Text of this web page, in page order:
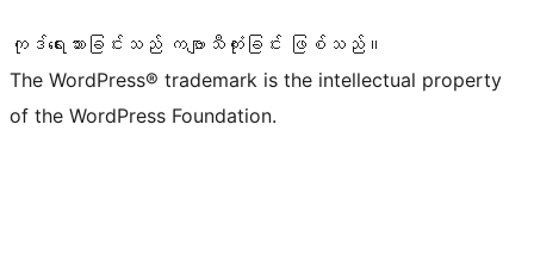
ကုဒ်ရေးသားခြင်းသည် ကဗျာသီကုံးခြင်း ဖြစ်သည်။
The WordPress® trademark is the intellectual property
of the WordPress Foundation.